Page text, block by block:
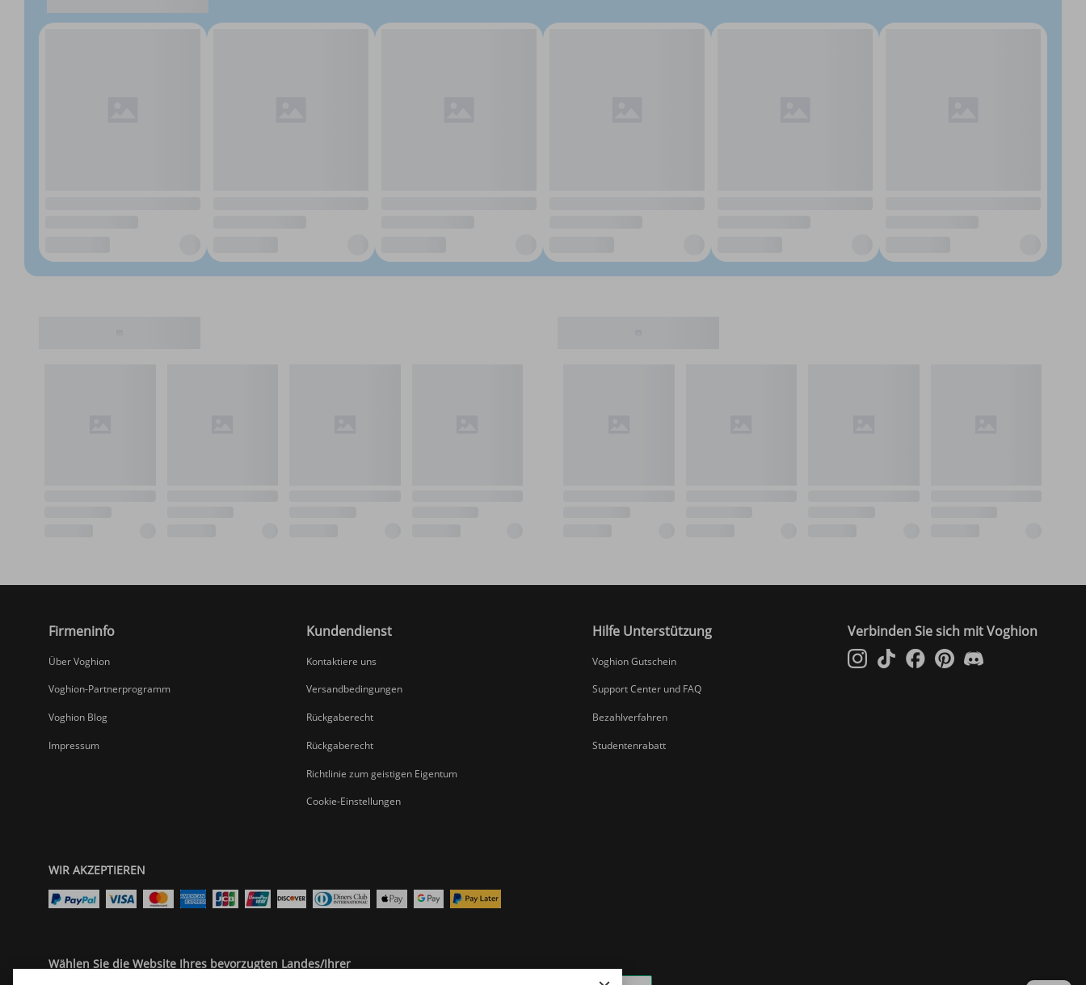
Firmeninfo
Über Voghion
Voghion-Partnerprogramm
Voghion Blog
Impressum
Kundendienst
Kontaktiere uns
Versandbedingungen
Rückgaberecht
Rückgaberecht
Richtlinie zum geistigen Eigentum
Cookie-Einstellungen
Hilfe Unterstützung
Voghion Gutschein
Support Center und FAQ
Bezahlverfahren
Studentenrabatt
Verbinden Sie sich mit Voghion
WIR AKZEPTIEREN
Wählen Sie die Website Ihres bevorzugten Landes/Ihrer